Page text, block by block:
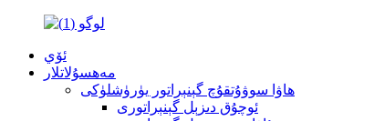
ئۆي
مەھسۇلاتلار
ھاۋا سوۋۇتقۇچ گېنېراتور يۈرۈشلۈكى
ئوچۇق دىزېل گېنېراتورى